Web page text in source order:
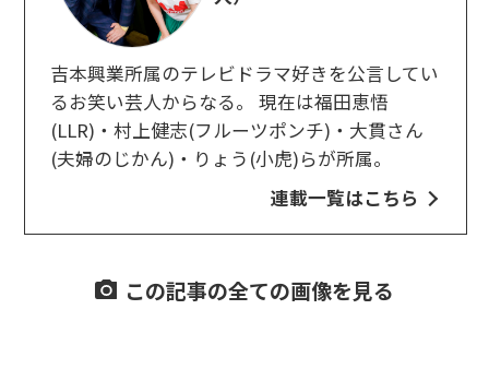
吉本興業所属のテレビドラマ好きを公言してい
るお笑い芸人からなる。 現在は福田恵悟
(LLR)・村上健志(フルーツポンチ)・大貫さん
(夫婦のじかん)・りょう(小虎)らが所属。
連載一覧はこちら
この記事の全ての画像を見る